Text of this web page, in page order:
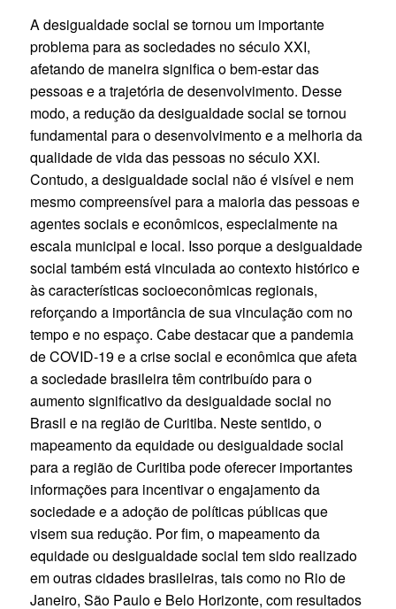
A desigualdade social se tornou um importante
problema para as sociedades no século XXI,
afetando de maneira significa o bem-estar das
pessoas e a trajetória de desenvolvimento. Desse
modo, a redução da desigualdade social se tornou
fundamental para o desenvolvimento e a melhoria da
qualidade de vida das pessoas no século XXI.
Contudo, a desigualdade social não é visível e nem
mesmo compreensível para a maioria das pessoas e
agentes sociais e econômicos, especialmente na
escala municipal e local. Isso porque a desigualdade
social também está vinculada ao contexto histórico e
às características socioeconômicas regionais,
reforçando a importância de sua vinculação com no
tempo e no espaço. Cabe destacar que a pandemia
de COVID-19 e a crise social e econômica que afeta
a sociedade brasileira têm contribuído para o
aumento significativo da desigualdade social no
Brasil e na região de Curitiba. Neste sentido, o
mapeamento da equidade ou desigualdade social
para a região de Curitiba pode oferecer importantes
informações para incentivar o engajamento da
sociedade e a adoção de políticas públicas que
visem sua redução. Por fim, o mapeamento da
equidade ou desigualdade social tem sido realizado
em outras cidades brasileiras, tais como no Rio de
Janeiro, São Paulo e Belo Horizonte, com resultados